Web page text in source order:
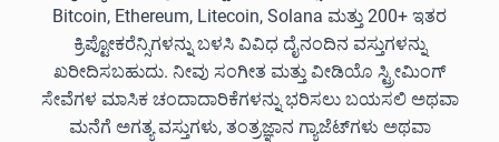
Bitcoin, Ethereum, Litecoin, Solana ಮತ್ತು 200+ ಇತರ
ಕ್ರಿಪ್ಟೋಕರೆನ್ಸಿಗಳನ್ನು ಬಳಸಿ ವಿವಿಧ ದೈನಂದಿನ ವಸ್ತುಗಳನ್ನು
ಖರೀದಿಸಬಹುದು. ನೀವು ಸಂಗೀತ ಮತ್ತು ವೀಡಿಯೊ ಸ್ಟ್ರೀಮಿಂಗ್
ಸೇವೆಗಳ ಮಾಸಿಕ ಚಂದಾದಾರಿಕೆಗಳನ್ನು ಭರಿಸಲು ಬಯಸಲಿ ಅಥವಾ
ಮನೆಗೆ ಅಗತ್ಯ ವಸ್ತುಗಳು, ತಂತ್ರಜ್ಞಾನ ಗ್ಯಾಜೆಟ್‌ಗಳು ಅಥವಾ